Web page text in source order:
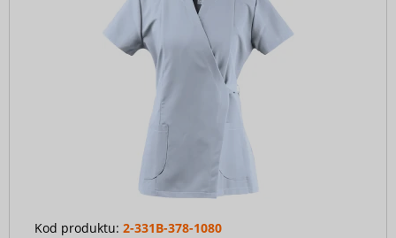
Kod produktu: 2-331B-378-1080